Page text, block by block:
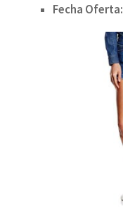
Fecha Oferta: